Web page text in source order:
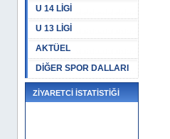
U 14 LİGİ
U 13 LİGİ
AKTÜEL
DİĞER SPOR DALLARI
ZİYARETCİ İSTATİSTİĞİ